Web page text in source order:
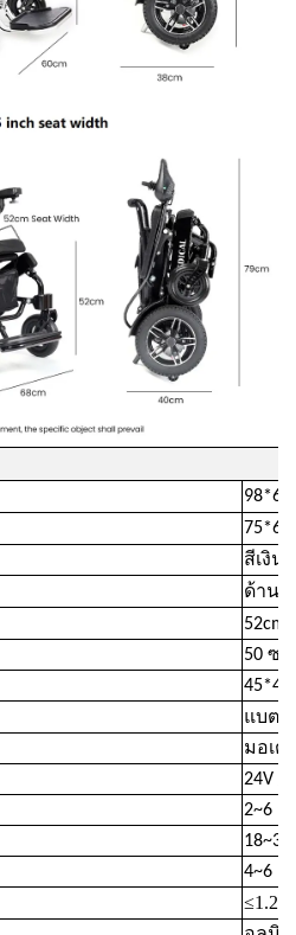
สีเงิน
ด้านห
52cm
50 ซม
แบตเ
มอเต
24V /
2~6
4~6 ชั่
≤1.2